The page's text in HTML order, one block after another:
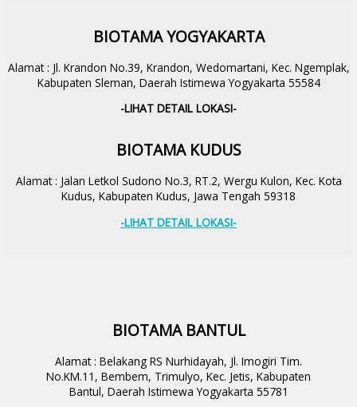
BIOTAMA YOGYAKARTA
Alamat : Jl. Krandon No.39, Krandon, Wedomartani, Kec. Ngemplak,
Kabupaten Sleman, Daerah Istimewa Yogyakarta 55584
-LIHAT DETAIL LOKASI-
BIOTAMA KUDUS
Alamat : Jalan Letkol Sudono No.3, RT.2, Wergu Kulon, Kec. Kota
Kudus, Kabupaten Kudus, Jawa Tengah 59318
-LIHAT DETAIL LOKASI-
BIOTAMA BANTUL
Alamat : Belakang RS Nurhidayah, Jl. Imogiri Tim.
No.KM.11, Bembem, Trimulyo, Kec. Jetis, Kabupaten
Bantul, Daerah Istimewa Yogyakarta 55781